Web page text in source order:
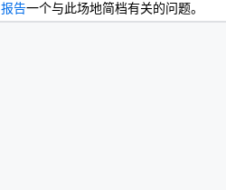
报告一个与此场地简档有关的问题。